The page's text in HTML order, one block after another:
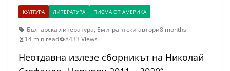
КУЛТУРА ЛИТЕРАТУРА ПИСМА ОТ АМЕРИКА
Българска литература, Емигрантски автори8 months
14 min read
8433 Views
Неотдавна излезе сборникът на Николай